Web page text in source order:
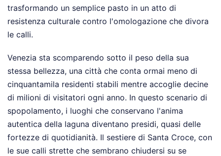
trasformando un semplice pasto in un atto di
resistenza culturale contro l'omologazione che divora
le calli.
Venezia sta scomparendo sotto il peso della sua
stessa bellezza, una città che conta ormai meno di
cinquantamila residenti stabili mentre accoglie decine
di milioni di visitatori ogni anno. In questo scenario di
spopolamento, i luoghi che conservano l'anima
autentica della laguna diventano presidi, quasi delle
fortezze di quotidianità. Il sestiere di Santa Croce, con
le sue calli strette che sembrano chiudersi su se